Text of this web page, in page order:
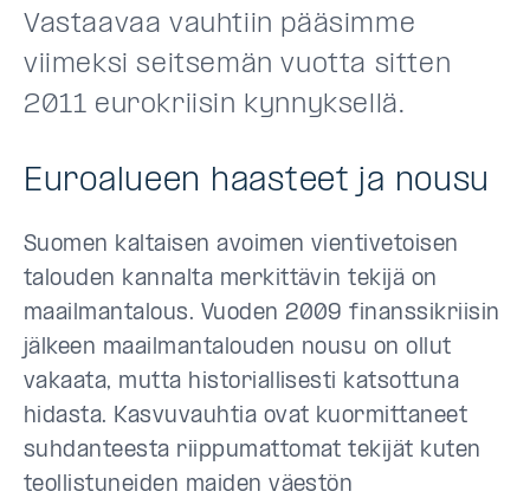
Vastaavaa vauhtiin pääsimme
viimeksi seitsemän vuotta sitten
2011 eurokriisin kynnyksellä.
Euroalueen haasteet ja nousu
Suomen kaltaisen avoimen vientivetoisen
talouden kannalta merkittävin tekijä on
maailmantalous. Vuoden 2009 finanssikriisin
jälkeen maailmantalouden nousu on ollut
vakaata, mutta historiallisesti katsottuna
hidasta. Kasvuvauhtia ovat kuormittaneet
suhdanteesta riippumattomat tekijät kuten
teollistuneiden maiden väestön